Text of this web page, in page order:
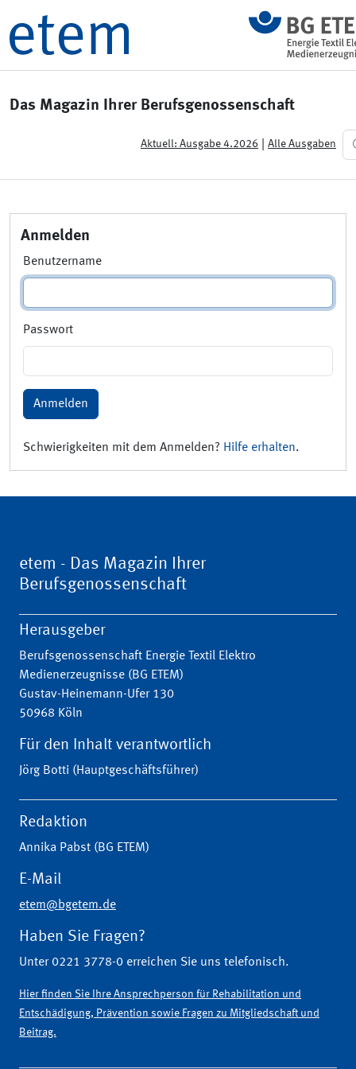
Das Magazin Ihrer Berufsgenossenschaft
Aktuell: Ausgabe 4.2026 Alle Ausgaben
Anmelden
Benutzername
Passwort
Anmelden
Schwierigkeiten mit dem Anmelden? Hilfe erhalten.
etem - Das Magazin Ihrer
Berufsgenossenschaft
Herausgeber
Berufsgenossenschaft Energie Textil Elektro
Medienerzeugnisse (BG ETEM)
Gustav-Heinemann-Ufer 130
50968 Köln
Für den Inhalt verantwortlich
Jörg Botti (Hauptgeschäftsführer)
Redaktion
Annika Pabst (BG ETEM)
E-Mail
etem@bgetem.de
Haben Sie Fragen?
Unter 0221 3778-0 erreichen Sie uns telefonisch.
Hier finden Sie Ihre Ansprechperson für Rehabilitation und
Entschädigung, Prävention sowie Fragen zu Mitgliedschaft und
Beitrag.